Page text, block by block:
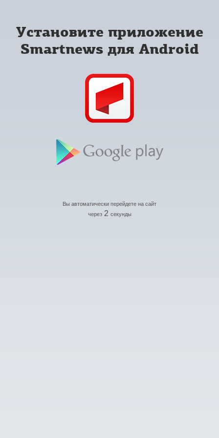
Установите приложение
Smartnews для Android
Вы автоматически перейдете на сайт
через 2 секунды